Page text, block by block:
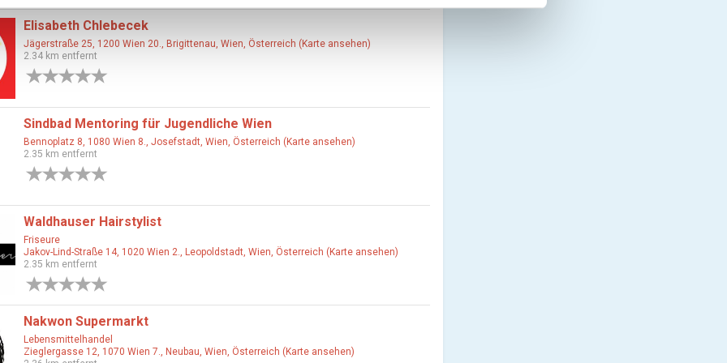
Elisabeth Chlebecek
Jägerstraße 25, 1200 Wien 20., Brigittenau, Wien, Österreich (Karte ansehen)
2.34 km entfernt
Sindbad Mentoring für Jugendliche Wien
Bennoplatz 8, 1080 Wien 8., Josefstadt, Wien, Österreich (Karte ansehen)
2.35 km entfernt
Waldhauser Hairstylist
Friseure
Jakov-Lind-Straße 14, 1020 Wien 2., Leopoldstadt, Wien, Österreich (Karte ansehen)
2.35 km entfernt
Nakwon Supermarkt
Lebensmittelhandel
Zieglergasse 12, 1070 Wien 7., Neubau, Wien, Österreich (Karte ansehen)